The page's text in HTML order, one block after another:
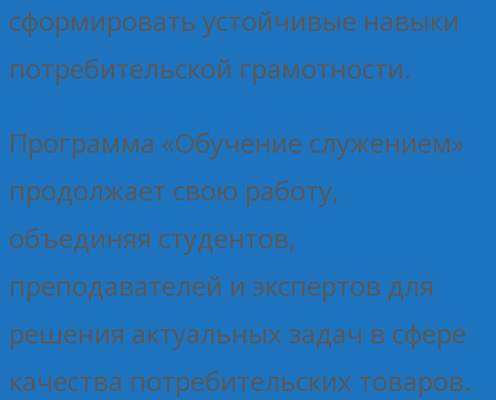
сформировать устойчивые навыки
потребительской грамотности.
Программа «Обучение служением»
продолжает свою работу,
объединяя студентов,
преподавателей и экспертов для
решения актуальных задач в сфере
качества потребительских товаров.